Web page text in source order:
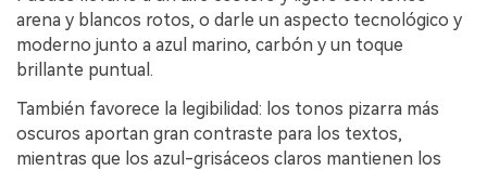
arena y blancos rotos, o darle un aspecto tecnológico y
moderno junto a azul marino, carbón y un toque
brillante puntual.
También favorece la legibilidad: los tonos pizarra más
oscuros aportan gran contraste para los textos,
mientras que los azul-grisáceos claros mantienen los